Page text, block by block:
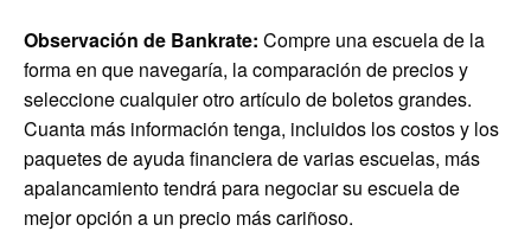
Observación de Bankrate: Compre una escuela de la
forma en que navegaría, la comparación de precios y
seleccione cualquier otro artículo de boletos grandes.
Cuanta más información tenga, incluidos los costos y los
paquetes de ayuda financiera de varias escuelas, más
apalancamiento tendrá para negociar su escuela de
mejor opción a un precio más cariñoso.